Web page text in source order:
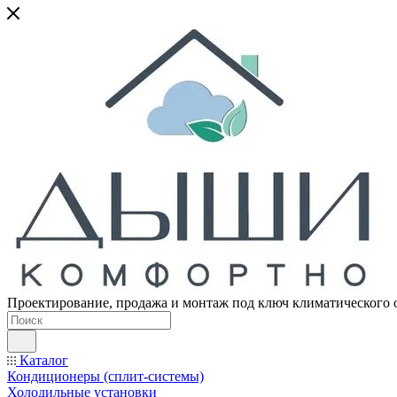
Проектирование, продажа и монтаж под ключ климатического
Каталог
Кондиционеры (сплит-системы)
Холодильные установки